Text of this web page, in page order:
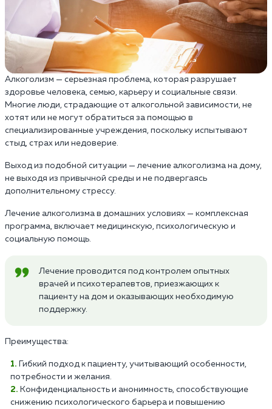
Алкоголизм — серьезная проблема, которая разрушает
здоровье человека, семью, карьеру и социальные связи.
Многие люди, страдающие от алкогольной зависимости, не
хотят или не могут обратиться за помощью в
специализированные учреждения, поскольку испытывают
стыд, страх или недоверие.
Выход из подобной ситуации — лечение алкоголизма на дому,
не выходя из привычной среды и не подвергаясь
дополнительному стрессу.
Лечение алкоголизма в домашних условиях — комплексная
программа, включает медицинскую, психологическую и
социальную помощь.
Лечение проводится под контролем опытных
врачей и психотерапевтов, приезжающих к
пациенту на дом и оказывающих необходимую
поддержку.
Преимущества:
Гибкий подход к пациенту, учитывающий особенности,
потребности и желания.
Конфиденциальность и анонимность, способствующие
снижению психологического барьера и повышению